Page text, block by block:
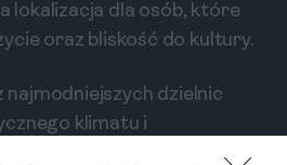
lokalizacja dla osób, które
oraz bliskość do kultury.
dzielnic
klimatu i
To idealne